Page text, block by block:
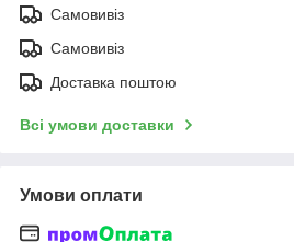
Самовивіз
Самовивіз
Доставка поштою
Всі умови доставки
Умови оплати